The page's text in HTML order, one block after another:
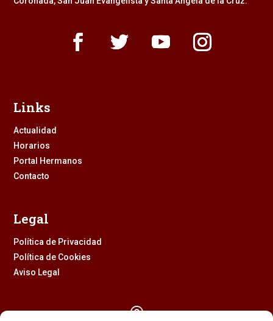
Links
Actualidad
Horarios
Portal Hermanos
Contacto
Legal
Política de Privacidad
Política de Cookies
Aviso Legal
